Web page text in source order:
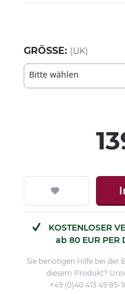
GRÖSSE: (UK)
Bitte wählen
KOSTENLOSER
ab 80 EUR PER
Sie benötigen Hilfe bei der
diesem Produkt?
+49 (0)40 413 49 85-